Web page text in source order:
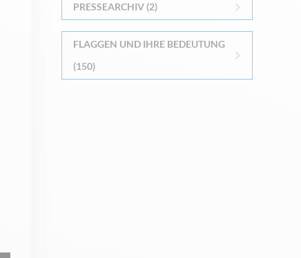
PRESSEARCHIV (2)
FLAGGEN UND IHRE BEDEUTUNG
(150)